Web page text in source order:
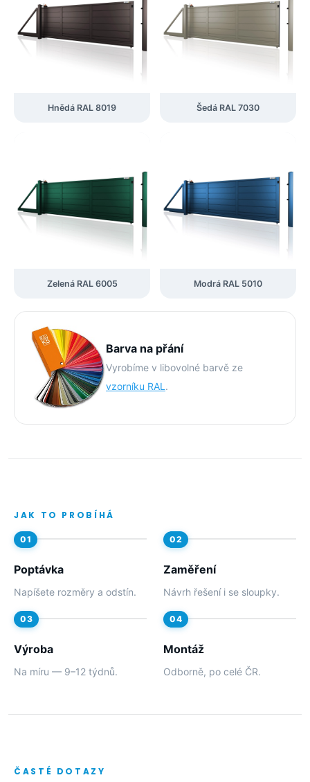
Hnědá RAL 8019 Šedá RAL 7030
Zelená RAL 6005 Modrá RAL 5010
Barva na přání
Vyrobíme v libovolné barvě ze
vzorníku RAL .
JAK TO PROBÍHÁ
Poptávka
Napíšete rozměry a odstín.
Zaměření
Návrh řešení i se sloupky.
Výroba
Na míru — 9–12 týdnů.
Montáž
Odborně, po celé ČR.
ČASTÉ DOTAZY